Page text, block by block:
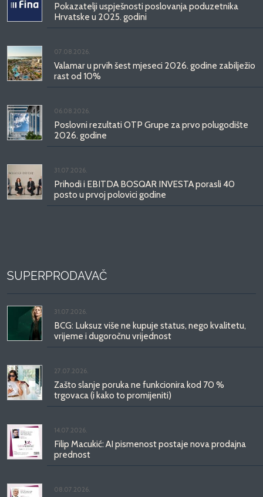
Pokazatelji uspješnosti poslovanja poduzetnika
Hrvatske u 2025. godini
07.08.2026.
Valamar u prvih šest mjeseci 2026. godine zabilježio
rast od 10%
06.08.2026.
Poslovni rezultati OTP Grupe za prvo polugodište
2026. godine
31.07.2026.
Prihodi i EBITDA BOSQAR INVESTA porasli 40
posto u prvoj polovici godine
SUPERPRODAVAČ
31.07.2026.
BCG: Luksuz više ne kupuje status, nego kvalitetu,
vrijeme i dugoročnu vrijednost
27.07.2026.
Zašto slanje poruka ne funkcionira kod 70 %
trgovaca (i kako to promijeniti)
14.07.2026.
Filip Macukić: AI pismenost postaje nova prodajna
prednost
08.07.2026.